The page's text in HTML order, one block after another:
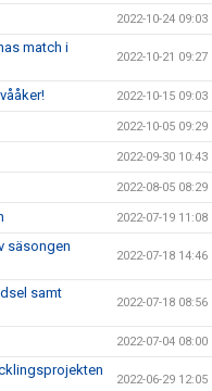
2022-10-24 09:03
match i
2022-10-21 09:27
2022-10-15 09:03
2022-10-05 09:29
2022-09-30 10:43
2022-08-05 08:29
2022-07-19 11:08
säsongen
2022-07-18 14:46
samt
2022-07-18 08:56
2022-07-04 08:00
2022-06-29 12:05